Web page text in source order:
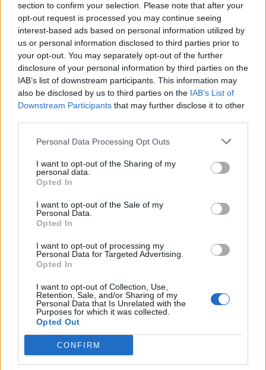
section to confirm your selection. Please note that after your
opt-out request is processed you may continue seeing
interest-based ads based on personal information utilized by
us or personal information disclosed to third parties prior to
your opt-out. You may separately opt-out of the further
disclosure of your personal information by third parties on the
IAB’s list of downstream participants. This information may
also be disclosed by us to third parties on the IAB’s List of
Downstream Participants that may further disclose it to other
Personal Data Processing Opt Outs
I want to opt-out of the Sharing of my
personal data.
Opted In
I want to opt-out of the Sale of my
Personal Data.
Opted In
I want to opt-out of processing my
Personal Data for Targeted Advertising.
Opted In
I want to opt-out of Collection, Use,
Retention, Sale, and/or Sharing of my
Personal Data that Is Unrelated with the
Purposes for which it was collected.
Opted Out
CONFIRM
Μαρίνα Ψάλτη ανακαλύψει πως είναι
Όμως σε αυτό το έγκλημα υπάρχει μάρτυρας.
δει όλη τη σκηνή, αλλά θα δει τον Παύλο στο
σημείο να φεύγει βιαστικός. Την επόμενη μέρα
θα συνδυάσει τα γεγονότα.
Ο Παύλος θα κριθεί ύποπτος και εκείνος λόγω